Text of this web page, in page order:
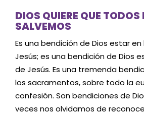
DIOS QUIERE QUE TODOS
SALVEMOS
Es una bendición de Dios estar
Jesús; es una bendición de Dios
de Jesús. Es una tremenda
los sacramentos, sobre todo la
confesión. Son bendiciones de
veces nos olvidamos de